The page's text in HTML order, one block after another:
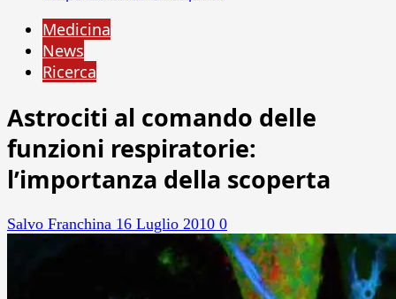
Medicina
News
Ricerca
Astrociti al comando delle
funzioni respiratorie:
l’importanza della scoperta
Salvo Franchina 16 Luglio 2010 0